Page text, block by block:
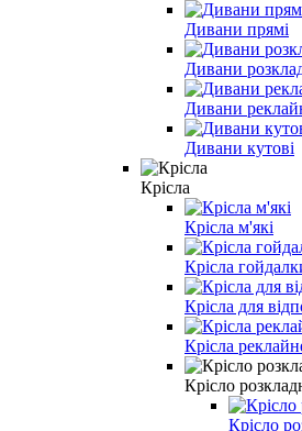
Дивани прямі
Дивани
Дивани
Дивани кутові
Крісла
Крісла м'які
Крісла
Крісла для
Крісла
Крісло
Крісло